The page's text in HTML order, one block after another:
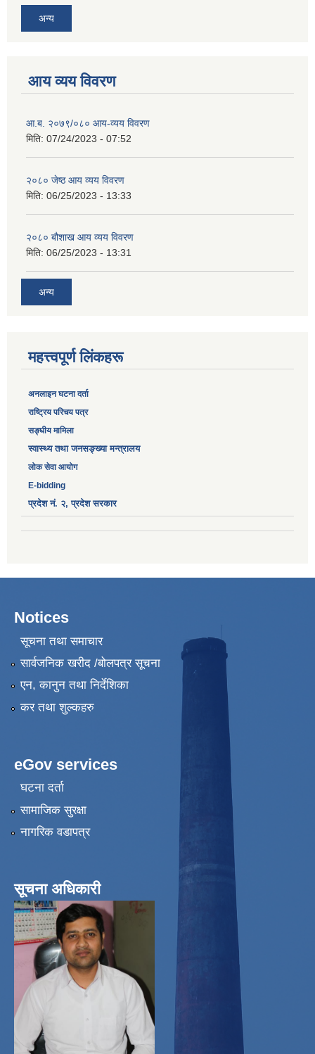
अन्य
आय व्यय विवरण
आ.ब. २०७९/०८० आय-व्यय विवरण
मिति: 07/24/2023 - 07:52
२०८० जेष्ठ आय व्यय विवरण
मिति: 06/25/2023 - 13:33
२०८० बौशाख आय व्यय विवरण
मिति: 06/25/2023 - 13:31
अन्य
महत्त्वपूर्ण लिंकहरू
अनलाइन घटना दर्ता
‎राष्ट्रिय परिचय पत्र
सङ्‍घीय मामिला
स्वास्थ्य तथा जनसङ्ख्या मन्त्रालय
लोक सेवा आयोग
E-bidding
प्रदेश नं. २, प्रदेश सरकार
Notices
सूचना तथा समाचार
सार्वजनिक खरीद /बोलपत्र सूचना
एन, कानुन तथा निर्देशिका
कर तथा शुल्कहरु
eGov services
घटना दर्ता
सामाजिक सुरक्षा
नागरिक वडापत्र
सूचना अधिकारी